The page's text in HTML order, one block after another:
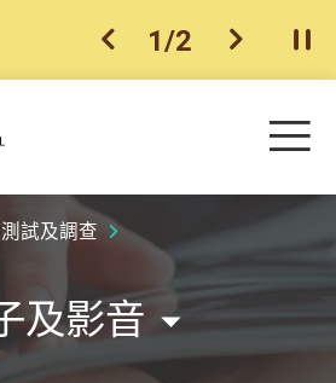
上一個
1/2 下一個開
目
測試及調查
及影音